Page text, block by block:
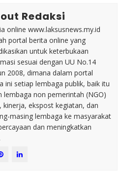
Redaksi
online www.laksusnews.my.id
portal berita online yang
untuk keterbukaan
sesuai dengan UU No.14
2008, dimana dalam portal
ini setiap lembaga publik, baik itu
non pemerintah (NGO)
ekspost kegiatan, dan
masing lembaga ke masyarakat
dan meningkatkan